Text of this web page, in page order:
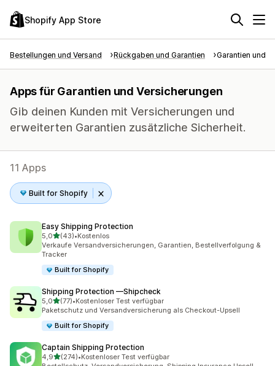
Shopify App Store
Bestellungen und Versand Rückgaben und Garantien Garantien und
Apps für Garantien und Versicherungen
Gib deinen Kunden mit Versicherungen und
erweiterten Garantien zusätzliche Sicherheit.
11 Apps
Built for Shopify
Easy Shipping Protection
5,0von 5 Sternen
(43)
43 Rezensionen insgesamt
•Kostenlos
Verkaufe Versandversicherungen, Garantien, Bestellverfolgung &
Tracker
Built for Shopify
Shipping Protection —Shipcheck
5,0von 5 Sternen
(77)
77 Rezensionen insgesamt
•Kostenloser Test verfügbar
Paketschutz und Versandversicherung als Checkout-Upsell
Built for Shopify
Captain Shipping Protection
4,9von 5 Sternen
(274)
274 Rezensionen insgesamt
•Kostenloser Test verfügbar